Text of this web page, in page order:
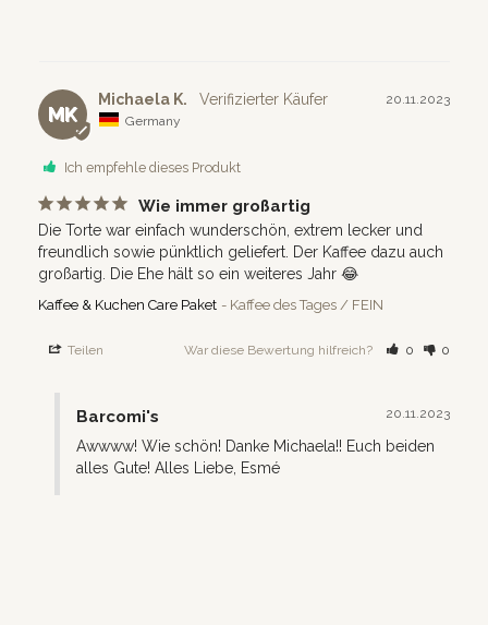
MK
20.11.2023
Michaela K.
Germany
Ich empfehle dieses Produkt
Wie immer großartig
Die Torte war einfach wunderschön, extrem lecker und
freundlich sowie pünktlich geliefert. Der Kaffee dazu auch
großartig. Die Ehe hält so ein weiteres Jahr 😂
Kaffee & Kuchen Care Paket Kaffee des Tages / FEIN
Teilen War diese Bewertung hilfreich? 0 0
20.11.2023
Barcomi's
Awwww! Wie schön! Danke Michaela!! Euch beiden
alles Gute! Alles Liebe, Esmé